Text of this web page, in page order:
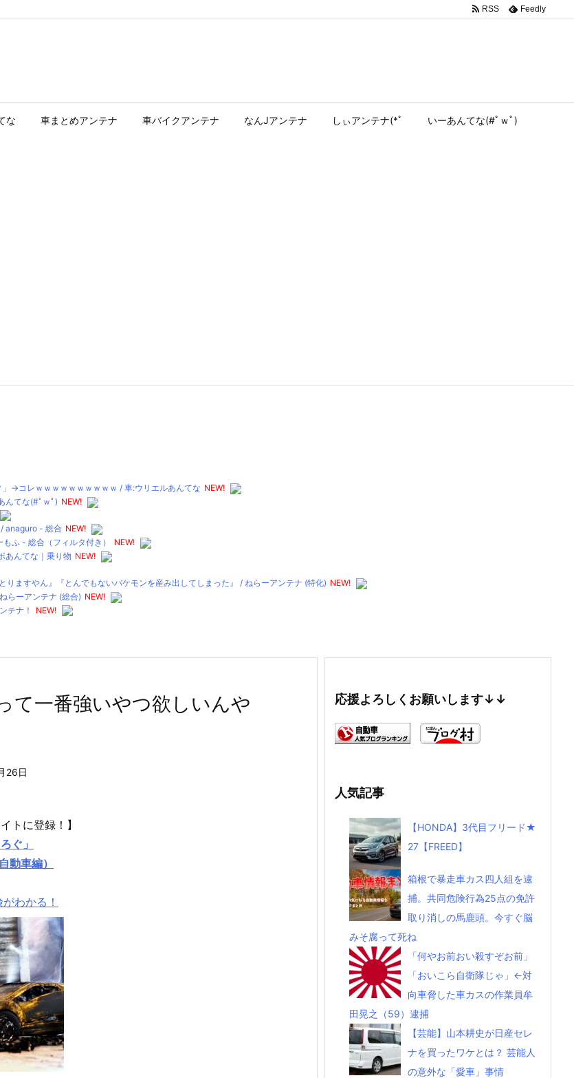
な 車まとめアンテナ 車バイクアンテナ なんJアンテナ しぃアンテナ(*ﾟ いーあんてな(#ﾟｗﾟ)
RSS Feedly
→コレｗｗｗｗｗｗｗｗｗｗ / 車:ウリエルあんてな NEW!
んてな(#ﾟｗﾟ) NEW!
/ anaguro - 総合 NEW!
もふ - 総合（フィルタ付き）
NEW!
あんてな｜乗り物 NEW!
ますやん』『とんでもないバケモンを産み出してしまった』 / ねらーアンテナ (特化) NEW!
らーアンテナ (総合) NEW!
テナ！
NEW!
て一番強いやつ欲しいんや
26日
トに登録！】
ぐ」
動車編）
わかる！
応援よろしくお願いします↓↓
人気記事
【HONDA】3代目フリード★
27【FREED】
箱根で暴走車カス四人組を逮
捕。共同危険行為25点の免許
取り消しの馬鹿頭。今すぐ脳
みそ腐って死ね
「何やお前おい殺すぞお前」
「おいこら自衛隊じゃ」←対
向車脅した車カスの作業員牟
田晃之（59）逮捕
【芸能】山本耕史が日産セレ
ナを買ったワケとは？ 芸能人
の意外な「愛車」事情